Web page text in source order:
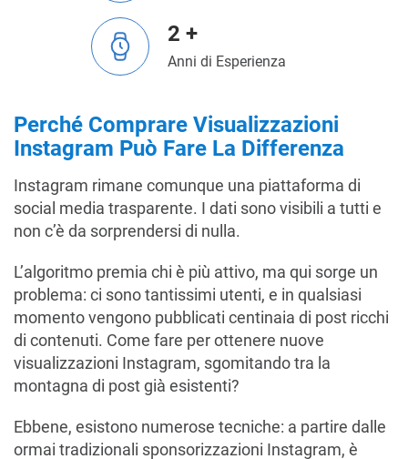
2 +
Anni di Esperienza
Perché Comprare Visualizzazioni
Instagram Può Fare La Differenza
Instagram rimane comunque una piattaforma di
social media trasparente. I dati sono visibili a tutti e
non c’è da sorprendersi di nulla.
L’algoritmo premia chi è più attivo, ma qui sorge un
problema: ci sono tantissimi utenti, e in qualsiasi
momento vengono pubblicati centinaia di post ricchi
di contenuti. Come fare per ottenere nuove
visualizzazioni Instagram, sgomitando tra la
montagna di post già esistenti?
Ebbene, esistono numerose tecniche: a partire dalle
ormai tradizionali sponsorizzazioni Instagram, è